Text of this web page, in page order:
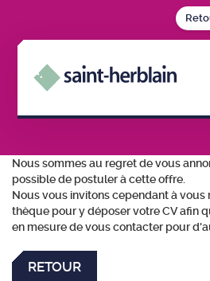
Nous sommes au regret de vous
possible de postuler à cette offre.
Nous vous invitons cependant à vous
thèque pour y déposer votre CV afin
en mesure de vous contacter pour
RETOUR